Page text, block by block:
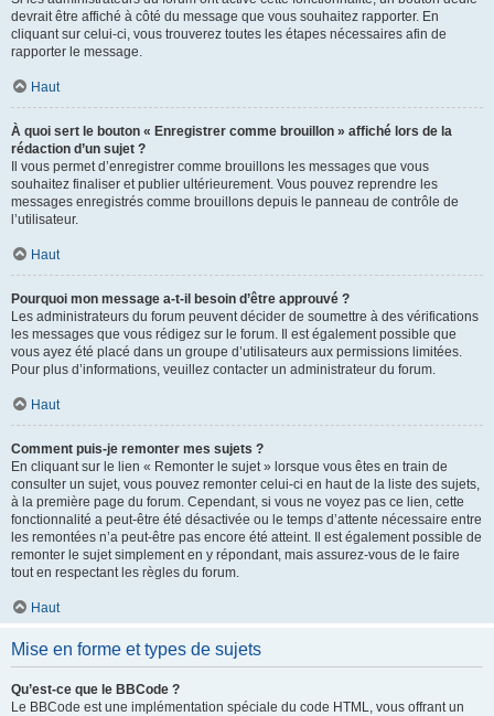
devrait être affiché à côté du message que vous souhaitez rapporter. En
cliquant sur celui-ci, vous trouverez toutes les étapes nécessaires afin de
rapporter le message.
Haut
À quoi sert le bouton « Enregistrer comme brouillon » affiché lors de la
rédaction d’un sujet ?
Il vous permet d’enregistrer comme brouillons les messages que vous
souhaitez finaliser et publier ultérieurement. Vous pouvez reprendre les
messages enregistrés comme brouillons depuis le panneau de contrôle de
l’utilisateur.
Haut
Pourquoi mon message a-t-il besoin d’être approuvé ?
Les administrateurs du forum peuvent décider de soumettre à des vérifications
les messages que vous rédigez sur le forum. Il est également possible que
vous ayez été placé dans un groupe d’utilisateurs aux permissions limitées.
Pour plus d’informations, veuillez contacter un administrateur du forum.
Haut
Comment puis-je remonter mes sujets ?
En cliquant sur le lien « Remonter le sujet » lorsque vous êtes en train de
consulter un sujet, vous pouvez remonter celui-ci en haut de la liste des sujets,
à la première page du forum. Cependant, si vous ne voyez pas ce lien, cette
fonctionnalité a peut-être été désactivée ou le temps d’attente nécessaire entre
les remontées n’a peut-être pas encore été atteint. Il est également possible de
remonter le sujet simplement en y répondant, mais assurez-vous de le faire
tout en respectant les règles du forum.
Haut
Mise en forme et types de sujets
Qu’est-ce que le BBCode ?
Le BBCode est une implémentation spéciale du code HTML, vous offrant un